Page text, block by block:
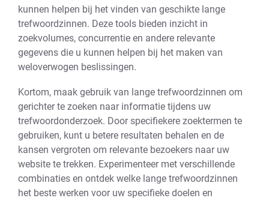
kunnen helpen bij het vinden van geschikte lange
trefwoordzinnen. Deze tools bieden inzicht in
zoekvolumes, concurrentie en andere relevante
gegevens die u kunnen helpen bij het maken van
weloverwogen beslissingen.
Kortom, maak gebruik van lange trefwoordzinnen om
gerichter te zoeken naar informatie tijdens uw
trefwoordonderzoek. Door specifiekere zoektermen te
gebruiken, kunt u betere resultaten behalen en de
kansen vergroten om relevante bezoekers naar uw
website te trekken. Experimenteer met verschillende
combinaties en ontdek welke lange trefwoordzinnen
het beste werken voor uw specifieke doelen en